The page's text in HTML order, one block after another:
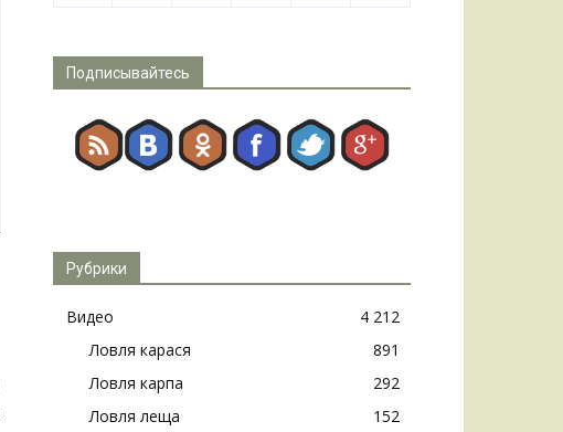
Подписывайтесь
Рубрики
Видео
4 212
Ловля карася
891
Ловля карпа
292
Ловля леща
152